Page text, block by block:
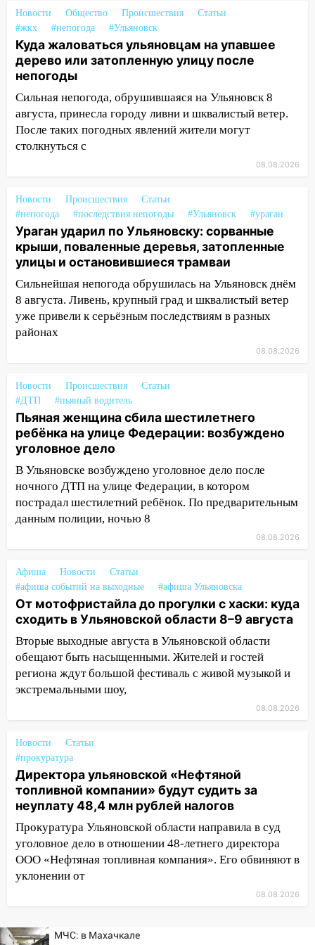
14:26 Жители Ульяновска сами
пытаются расчистить ливнёвки, не
дождавшись коммунальщиков
14:16 Шторм продолжает ломать город:
на улице Любови Шевцовой рухнул
светофор
14:14 Студента из Ульяновска обманули
мошенники под видом преподавателя
упавшее дерево или затопленную улицу
после непогоды
13:59 В Новом городе ураганным
ветром сорвало опалубку со
строящегося дома
13:54 В мэрии Ульяновска рассказали,
как устраняют последствия мощного
шторма
Орджоникидзе
13:47
На Нижней Террасе мощным
ветром вырвало дерево с корнем
13:46 Сильный ветер сорвал крышу с
СТО на проспекте Созидателей
13:35 Непогода продолжает бить по
транспорту: в Ульяновске трамвай
сошёл с рельсов
13:17 Непогода в Ульяновске не
закончится сегодня: сильные ливни
сохранятся 9 августа
13:15 Трижды «брал в долг» без спроса:
житель Вешкаймского района похитил у
знакомого 191 тысячу рублей
13:14
Ураган оторвал светофор на
13:12
Дерево пробило крышу дома на
Новгородской в Ульяновске и рухнуло
на электрощит
13:10 В Заволжском районе дерево
упало во дворе
13:08 Ураган ударил по Ульяновску:
сорванные крыши, поваленные деревья,
затопленные улицы и остановившиеся
после ливня город снова уходит под
Новости Общество Происшествия
Статьи
#жкх
#непогода #Ульяновск
Куда жаловаться ульяновцам на упавшее
дерево или затопленную улицу после
непогоды
Сильная непогода, обрушившаяся на Ульяновск 8
августа, принесла городу ливни и шквалистый ветер.
После таких погодных явлений жители могут
столкнуться с
08.08.2026
Новости Происшествия
Статьи
#непогода
#последствия непогоды #Ульяновск #ураган
Ураган ударил по Ульяновску: сорванные
крыши, поваленные деревья, затопленные
улицы и остановившиеся трамваи
Сильнейшая непогода обрушилась на Ульяновск днём
8 августа. Ливень, крупный град и шквалистый ветер
уже привели к серьёзным последствиям в разных
районах
08.08.2026
Новости Происшествия
Статьи
#ДТП
#пьяный водитель
Пьяная женщина сбила шестилетнего
ребёнка на улице Федерации: возбуждено
уголовное дело
В Ульяновске возбуждено уголовное дело после
ночного ДТП на улице Федерации, в котором
пострадал шестилетний ребёнок. По предварительным
данным полиции, ночью 8
08.08.2026
Афиша Новости
Статьи
#афиша событий на выходные
#афиша Ульяновска
От мотофристайла до прогулки с хаски: куда
сходить в Ульяновской области 8–9 августа
Вторые выходные августа в Ульяновской области
обещают быть насыщенными. Жителей и гостей
региона ждут большой фестиваль с живой музыкой и
экстремальными шоу,
08.08.2026
Новости
Статьи
#прокуратура
Директора ульяновской «Нефтяной
топливной компании» будут судить за
неуплату 48,4 млн рублей налогов
Прокуратура Ульяновской области направила в суд
уголовное дело в отношении 48-летнего директора
ООО «Нефтяная топливная компания». Его обвиняют в
уклонении от
08.08.2026
МЧС: в Махачкале